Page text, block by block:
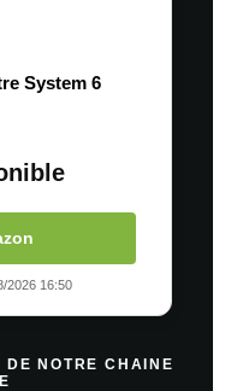
System 6
2026 16:50
NOTRE CHAINE